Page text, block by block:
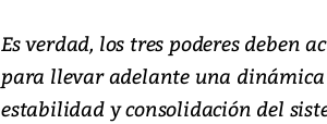
Es verdad, los tres poderes deben
para llevar adelante una
estabilidad y consolidación del